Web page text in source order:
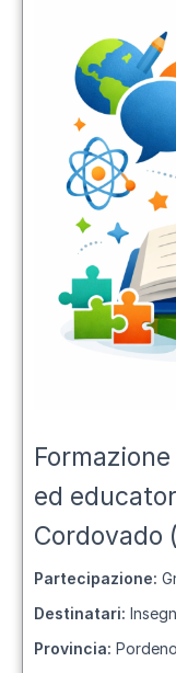
ed
Cordovado
Partecipazione:
Destinatari:
Provincia: